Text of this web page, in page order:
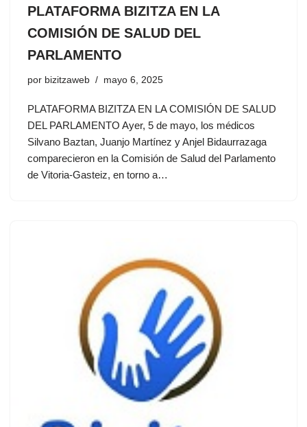
PLATAFORMA BIZITZA EN LA
COMISIÓN DE SALUD DEL
PARLAMENTO
por bizitzaweb mayo 6, 2025
PLATAFORMA BIZITZA EN LA COMISIÓN DE SALUD
DEL PARLAMENTO Ayer, 5 de mayo, los médicos
Silvano Baztan, Juanjo Martínez y Anjel Bidaurrazaga
comparecieron en la Comisión de Salud del Parlamento
de Vitoria-Gasteiz, en torno a…